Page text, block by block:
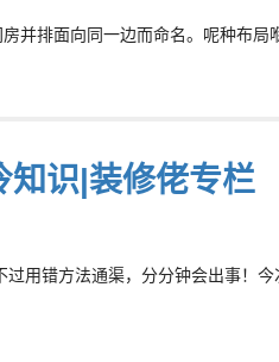
并排面向同一边而命名。呢种布
知识|装修佬专栏
过用错方法通渠，分分钟会出事！